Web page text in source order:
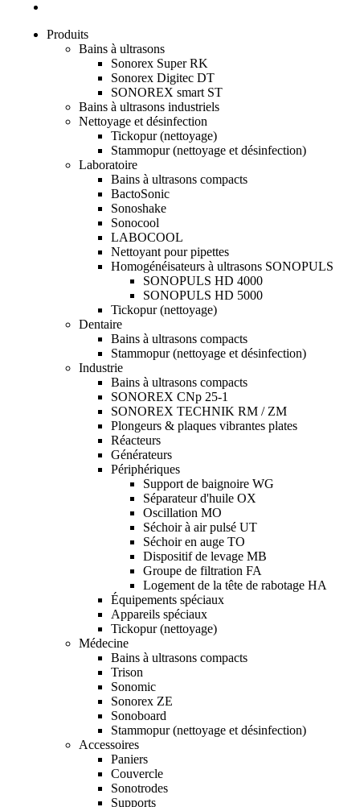
Produits
Bains à ultrasons
Sonorex Super RK
Sonorex Digitec DT
SONOREX smart ST
Bains à ultrasons industriels
Nettoyage et désinfection
Tickopur (nettoyage)
Stammopur (nettoyage et désinfection)
Laboratoire
Bains à ultrasons compacts
BactoSonic
Sonoshake
Sonocool
LABOCOOL
Nettoyant pour pipettes
Homogénéisateurs à ultrasons SONOPULS
SONOPULS HD 4000
SONOPULS HD 5000
Tickopur (nettoyage)
Dentaire
Bains à ultrasons compacts
Stammopur (nettoyage et désinfection)
Industrie
Bains à ultrasons compacts
SONOREX CNp 25-1
SONOREX TECHNIK RM / ZM
Plongeurs & plaques vibrantes plates
Réacteurs
Générateurs
Périphériques
Support de baignoire WG
Séparateur d'huile OX
Oscillation MO
Séchoir à air pulsé UT
Séchoir en auge TO
Dispositif de levage MB
Groupe de filtration FA
Logement de la tête de rabotage HA
Équipements spéciaux
Appareils spéciaux
Tickopur (nettoyage)
Médecine
Bains à ultrasons compacts
Trison
Sonomic
Sonorex ZE
Sonoboard
Stammopur (nettoyage et désinfection)
Accessoires
Paniers
Couvercle
Sonotrodes
Supports